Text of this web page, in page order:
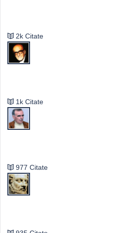
2k Citate
1k Citate
977 Citate